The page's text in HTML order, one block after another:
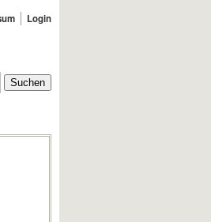
Login